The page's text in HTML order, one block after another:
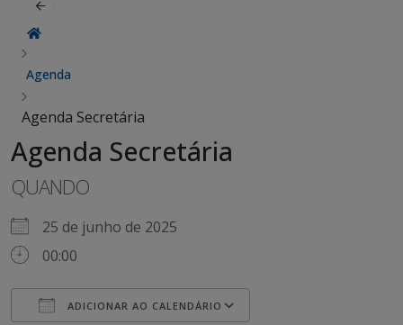
Agenda
Agenda Secretária
Agenda Secretária
QUANDO
25 de junho de 2025
00:00
ADICIONAR AO CALENDÁRIO